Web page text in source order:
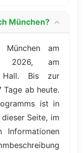
München?
am
2026, am
Hall. Bis zur
Tage ab heute.
ist in
Seite, im
Informationen